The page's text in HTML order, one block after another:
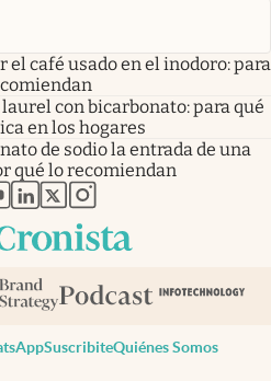
el café usado en el inodoro: para
con bicarbonato: para qué
en los hogares
de sodio la entrada de una
qué lo recomiendan
en nueva pestaña
abre en nueva pestaña
abre en nueva pestaña
abre en nueva pestaña
abre en nueva pestaña
SuscribiteQuiénes Somos